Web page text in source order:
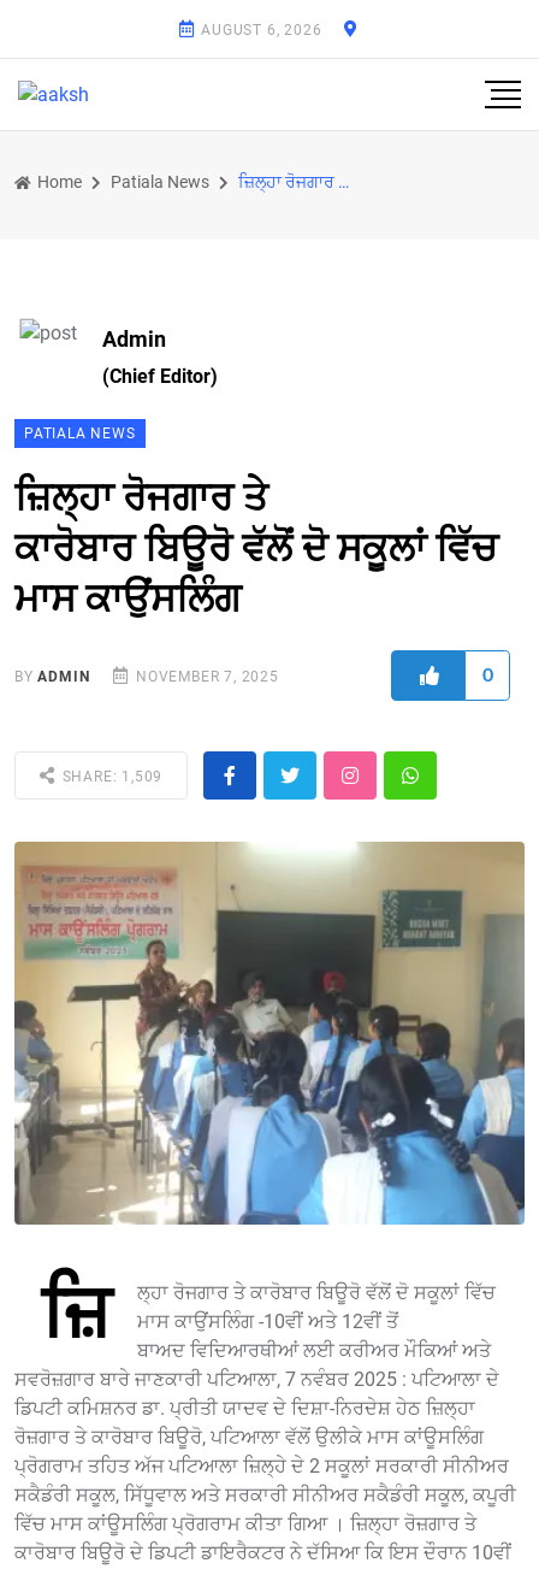
AUGUST 6, 2026
Home Patiala News ਜ਼ਿਲ੍ਹਾ ਰੋਜਗਾਰ ਤੇ ਕਾਰੋਬਾਰ ਬਿਊਰੋ ਵੱਲੋਂ ਦੋ ਸਕੂਲਾਂ ਵਿੱਚ ਮਾਸ ਕਾਉਂਸਲਿੰਗ
Admin
(Chief Editor)
PATIALA NEWS
ਜ਼ਿਲ੍ਹਾ ਰੋਜਗਾਰ ਤੇ
ਕਾਰੋਬਾਰ ਬਿਊਰੋ ਵੱਲੋਂ ਦੋ ਸਕੂਲਾਂ ਵਿੱਚ
ਮਾਸ ਕਾਉਂਸਲਿੰਗ
BYADMIN NOVEMBER 7, 2025 0
SHARE: 1,509
ਜ਼ਿ
ਲ੍ਹਾ ਰੋਜਗਾਰ ਤੇ ਕਾਰੋਬਾਰ ਬਿਊਰੋ ਵੱਲੋਂ ਦੋ ਸਕੂਲਾਂ ਵਿੱਚ
ਮਾਸ ਕਾਉਂਸਲਿੰਗ -10ਵੀਂ ਅਤੇ 12ਵੀਂ ਤੋਂ
ਬਾਅਦ ਵਿਦਿਆਰਥੀਆਂ ਲਈ ਕਰੀਅਰ ਮੌਕਿਆਂ ਅਤੇ
ਸਵਰੋਜ਼ਗਾਰ ਬਾਰੇ ਜਾਣਕਾਰੀ ਪਟਿਆਲਾ, 7 ਨਵੰਬਰ 2025 : ਪਟਿਆਲਾ ਦੇ
ਡਿਪਟੀ ਕਮਿਸ਼ਨਰ ਡਾ. ਪ੍ਰੀਤੀ ਯਾਦਵ ਦੇ ਦਿਸ਼ਾ-ਨਿਰਦੇਸ਼ ਹੇਠ ਜ਼ਿਲ੍ਹਾ
ਰੋਜ਼ਗਾਰ ਤੇ ਕਾਰੋਬਾਰ ਬਿਊਰੋ, ਪਟਿਆਲਾ ਵੱਲੋਂ ਉਲੀਕੇ ਮਾਸ ਕਾਂਊਸਲਿੰਗ
ਪ੍ਰੋਗਰਾਮ ਤਹਿਤ ਅੱਜ ਪਟਿਆਲਾ ਜ਼ਿਲ੍ਹੇ ਦੇ 2 ਸਕੂਲਾਂ ਸਰਕਾਰੀ ਸੀਨੀਅਰ
ਸਕੈਡੰਰੀ ਸਕੂਲ, ਸਿੱਧੂਵਾਲ ਅਤੇ ਸਰਕਾਰੀ ਸੀਨੀਅਰ ਸਕੈਡੰਰੀ ਸਕੂਲ, ਕਪੂਰੀ
ਵਿੱਚ ਮਾਸ ਕਾਂਊਸਲਿੰਗ ਪ੍ਰੋਗਰਾਮ ਕੀਤਾ ਗਿਆ । ਜ਼ਿਲ੍ਹਾ ਰੋਜ਼ਗਾਰ ਤੇ
ਕਾਰੋਬਾਰ ਬਿਊਰੋ ਦੇ ਡਿਪਟੀ ਡਾਇਰੈਕਟਰ ਨੇ ਦੱਸਿਆ ਕਿ ਇਸ ਦੌਰਾਨ 10ਵੀਂ